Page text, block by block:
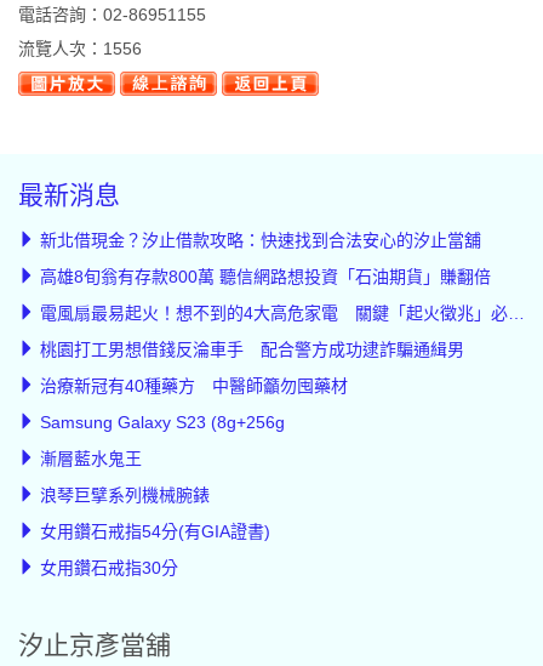
電話咨詢： 02-86951155
流覽人次： 1556
最新消息
新北借現金？汐止借款攻略：快速找到合法安心的汐止當舖
高雄8旬翁有存款800萬 聽信網路想投資「石油期貨」賺翻倍
電風扇最易起火！想不到的4大高危家電 關鍵「起火徵兆」必知道
桃園打工男想借錢反淪車手 配合警方成功逮詐騙通緝男
治療新冠有40種藥方 中醫師籲勿囤藥材
Samsung Galaxy S23 (8g+256g
漸層藍水鬼王
浪琴巨擘系列機械腕錶
女用鑽石戒指54分(有GIA證書)
女用鑽石戒指30分
汐止京彥當舖